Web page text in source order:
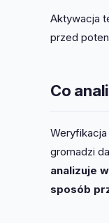
Aktywacja
przed
Co
gromadzi
analizuje
sposób